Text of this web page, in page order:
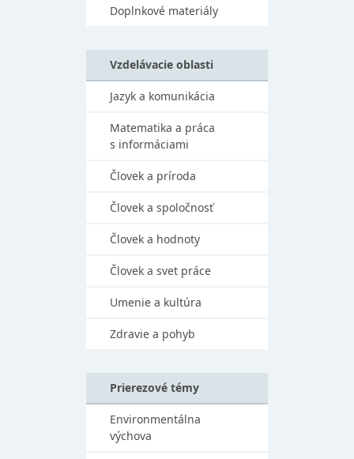
Doplnkové materiály
Vzdelávacie oblasti
Jazyk a komunikácia
Matematika a práca
s informáciami
Človek a príroda
Človek a spoločnosť
Človek a hodnoty
Človek a svet práce
Umenie a kultúra
Zdravie a pohyb
Prierezové témy
Environmentálna
výchova